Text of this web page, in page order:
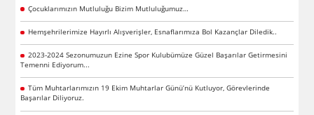
Çocuklarımızın Mutluluğu Bizim Mutluluğumuz…
Hemşehrilerimize Hayırlı Alışverişler, Esnaflarımıza Bol Kazançlar Diledik..
2023-2024 Sezonumuzun Ezine Spor Kulubümüze Güzel Başarılar Getirmesini
Temenni Ediyorum...
Tüm Muhtarlarımızın 19 Ekim Muhtarlar Günü’nü Kutluyor, Görevlerinde
Başarılar Diliyoruz.